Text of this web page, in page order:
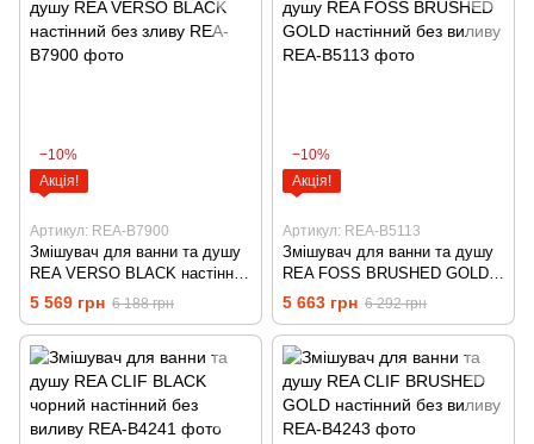
−10%
Акція!
Артикул: REA-B7900
Змішувач для ванни та душу
REA VERSO BLACK настінний
без зливу
5 569 грн 6 188 грн
−10%
Акція!
Артикул: REA-B5113
Змішувач для ванни та душу
REA FOSS BRUSHED GOLD
настінний без виливу
5 663 грн 6 292 грн